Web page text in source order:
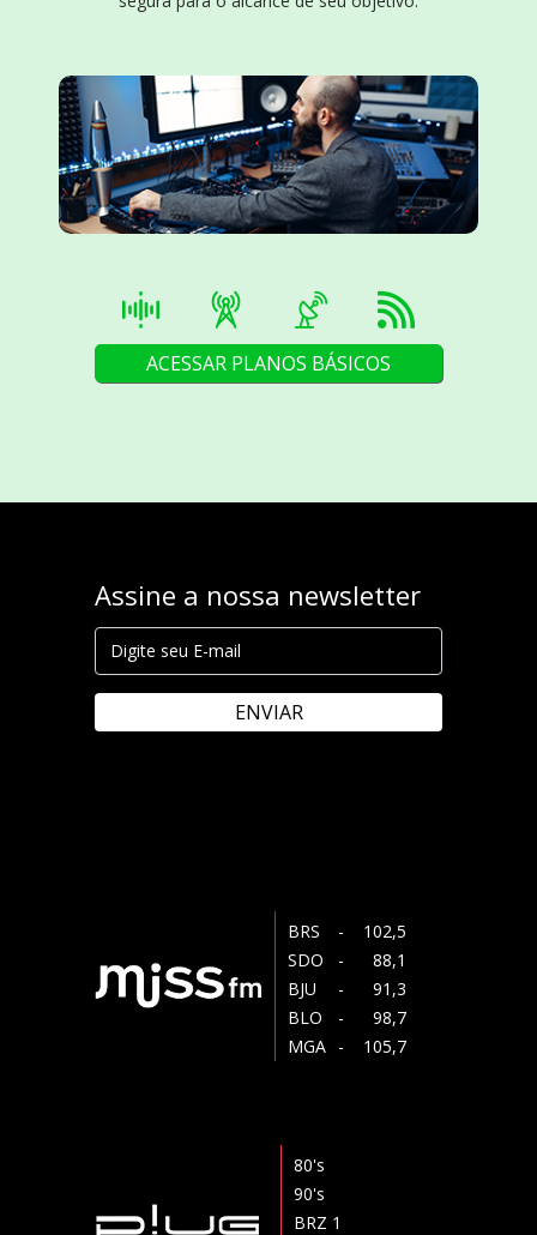
ACESSAR PLANOS BÁSICOS
Assine a nossa newsletter
ENVIAR
BRS
- 102,5
SDO
- 88,1
BJU
- 91,3
BLO
- 98,7
MGA - 105,7
80's
90's
BRZ 1